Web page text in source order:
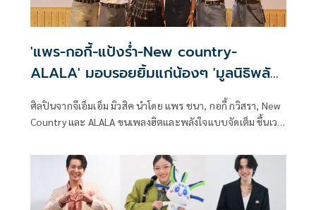
'แพร-กอกี้-แป้งร่ำ-New country-
ALALA' มอบรอยยิ้มแก่น้องๆ 'มูลนิธิพลัง
ศิลปินจากจีเอ็มเอ็ม มิวสิค นำโดย แพร ชนา, กอกี้ กวิสรา, New
Country และ ALALA ขนเพลงฮิตและพลังใจแบบจัดเต็ม ขึ้นเวที
ภายในงาน SUSTAINABILITY EXPO ณ ศูนย์การประชุมแห่งชาติ